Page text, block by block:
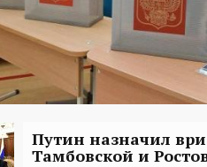
Путин назначил
Тамбовской и